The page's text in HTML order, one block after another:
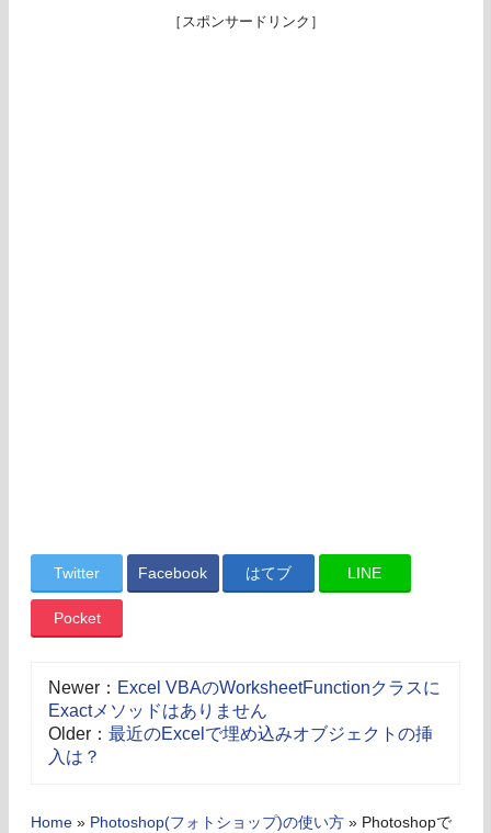
［スポンサードリンク］
Twitter Facebook はてブ LINE
Pocket
Newer： Excel VBAのWorksheetFunctionクラスに
Exactメソッドはありません
Older： 最近のExcelで埋め込みオブジェクトの挿
入は？
Home » Photoshop(フォトショップ)の使い方 » Photoshopで